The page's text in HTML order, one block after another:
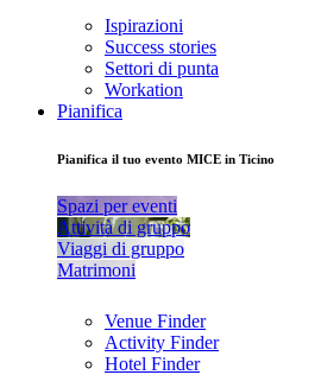
Ispirazioni
Success stories
Settori di punta
Workation
Pianifica
Pianifica il tuo evento MICE in Ticino
Spazi per eventi
Attività di gruppo
Viaggi di gruppo
Matrimoni
Venue Finder
Activity Finder
Hotel Finder